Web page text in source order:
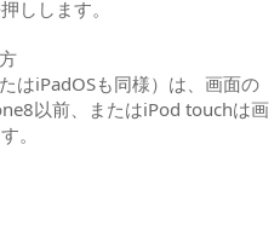
しします。
はiPadOSも同様）は、画面の
以前、またはiPod touchは画
。